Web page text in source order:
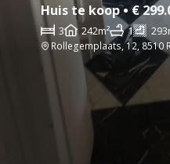
Huis te koop • €
3 242m² 1
Rollegemplaats, 12, 8510